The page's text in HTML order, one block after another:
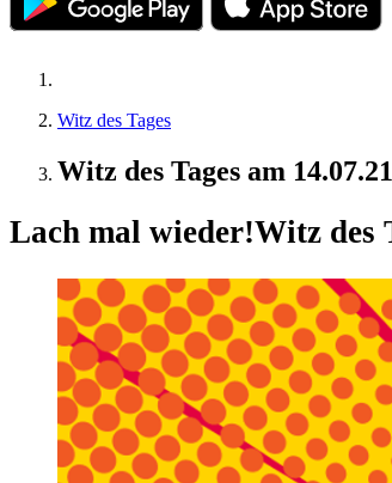
Witz des Tages
Witz des Tages am
Lach mal wieder!Witz des